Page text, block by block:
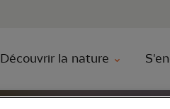
Aller à la
Découvrir la nature